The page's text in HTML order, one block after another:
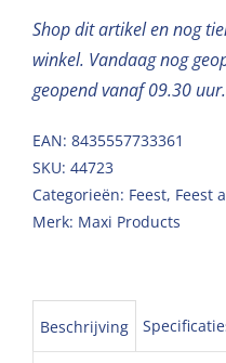
Shop dit artikel en nog
winkel. Vandaag nog
geopend vanaf 09.30 uur.
EAN: 8435557733361
SKU: 44723
Categorieën: Feest, Feest
Merk: Maxi Products
Beschrijving